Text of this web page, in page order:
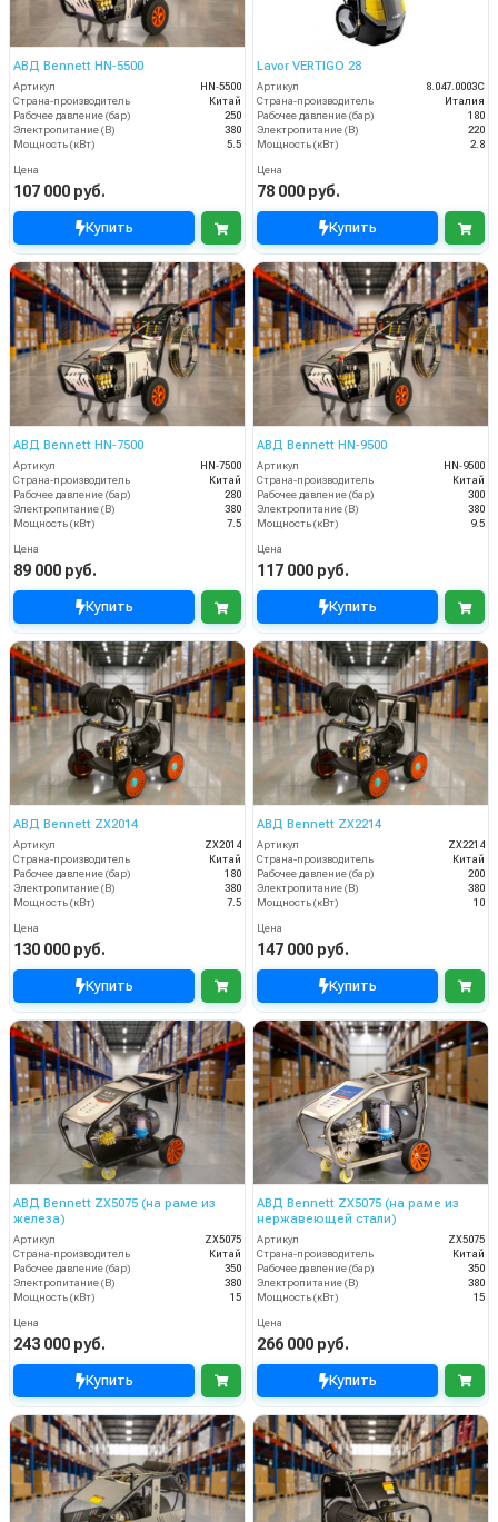
АВД Bennett HN‑5500
Артикул
HN‑5500
Страна-производитель
Китай
Рабочее давление (бар)
250
Электропитание (В)
380
Мощность (кВт)
5.5
Цена
107 000 руб.
Купить
Lavor VERTIGO 28
Артикул
8.047.0003C
Страна-производитель
Италия
Рабочее давление (бар)
180
Электропитание (В)
220
Мощность (кВт)
2.8
Цена
78 000 руб.
Купить
АВД Bennett HN‑7500
Артикул
HN‑7500
Страна-производитель
Китай
Рабочее давление (бар)
280
Электропитание (В)
380
Мощность (кВт)
7.5
Цена
89 000 руб.
Купить
АВД Bennett HN‑9500
Артикул
HN‑9500
Страна-производитель
Китай
Рабочее давление (бар)
300
Электропитание (В)
380
Мощность (кВт)
9.5
Цена
117 000 руб.
Купить
АВД Bennett ZX2014
Артикул
ZX2014
Страна-производитель
Китай
Рабочее давление (бар)
180
Электропитание (В)
380
Мощность (кВт)
7.5
Цена
130 000 руб.
Купить
АВД Bennett ZX2214
Артикул
ZX2214
Страна-производитель
Китай
Рабочее давление (бар)
200
Электропитание (В)
380
Мощность (кВт)
10
Цена
147 000 руб.
Купить
АВД Bennett ZX5075 (на раме из
железа)
Артикул
ZX5075
Страна-производитель
Китай
Рабочее давление (бар)
350
Электропитание (В)
380
Мощность (кВт)
15
Цена
243 000 руб.
Купить
АВД Bennett ZX5075 (на раме из
нержавеющей стали)
Артикул
ZX5075
Страна-производитель
Китай
Рабочее давление (бар)
350
Электропитание (В)
380
Мощность (кВт)
15
Цена
266 000 руб.
Купить